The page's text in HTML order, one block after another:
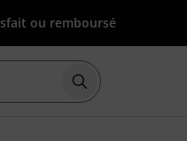
ou remboursé
Démarrer la